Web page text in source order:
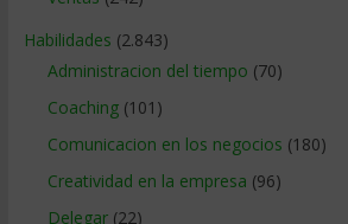
Habilidades (2.843)
Administracion del tiempo (70)
Coaching(101)
Comunicacion en los negocios (180)
Creatividad en la empresa (96)
Delegar(22)